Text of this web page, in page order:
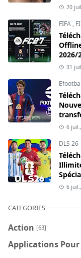
20
FIFA ,
2026/
31
6
DLS 26
6
CATEGORIES
Action [63]
Applications Pour